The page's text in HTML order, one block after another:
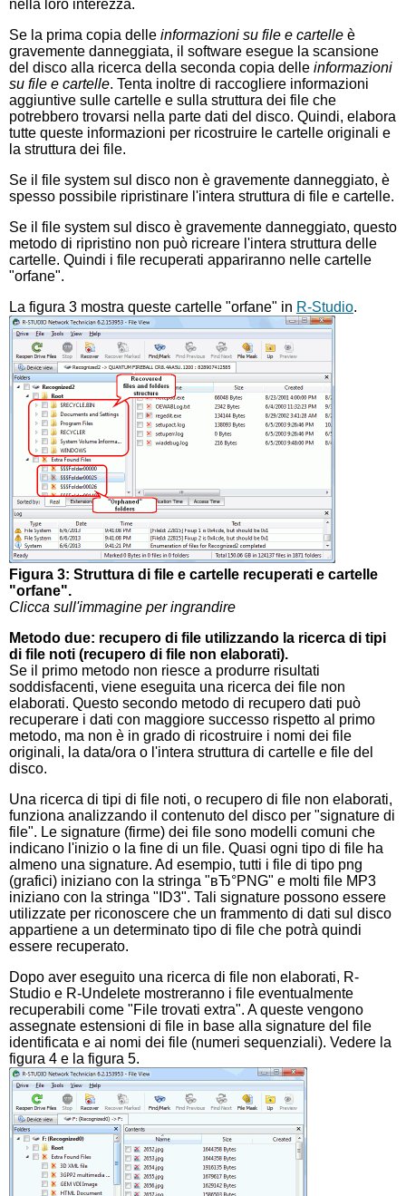
nella loro interezza.
Se la prima copia delle informazioni su file e cartelle è
gravemente danneggiata, il software esegue la scansione
del disco alla ricerca della seconda copia delle informazioni
su file e cartelle. Tenta inoltre di raccogliere informazioni
aggiuntive sulle cartelle e sulla struttura dei file che
potrebbero trovarsi nella parte dati del disco. Quindi, elabora
tutte queste informazioni per ricostruire le cartelle originali e
la struttura dei file.
Se il file system sul disco non è gravemente danneggiato, è
spesso possibile ripristinare l'intera struttura di file e cartelle.
Se il file system sul disco è gravemente danneggiato, questo
metodo di ripristino non può ricreare l'intera struttura delle
cartelle. Quindi i file recuperati appariranno nelle cartelle
"orfane".
La figura 3 mostra queste cartelle "orfane" in R-Studio.
Figura 3: Struttura di file e cartelle recuperati e cartelle
"orfane".
Clicca sull'immagine per ingrandire
Metodo due: recupero di file utilizzando la ricerca di tipi
di file noti (recupero di file non elaborati).
Se il primo metodo non riesce a produrre risultati
soddisfacenti, viene eseguita una ricerca dei file non
elaborati. Questo secondo metodo di recupero dati può
recuperare i dati con maggiore successo rispetto al primo
metodo, ma non è in grado di ricostruire i nomi dei file
originali, la data/ora o l'intera struttura di cartelle e file del
disco.
Una ricerca di tipi di file noti, o recupero di file non elaborati,
funziona analizzando il contenuto del disco per "signature di
file". Le signature (firme) dei file sono modelli comuni che
indicano l'inizio o la fine di un file. Quasi ogni tipo di file ha
almeno una signature. Ad esempio, tutti i file di tipo png
(grafici) iniziano con la stringa "вЂ°PNG" e molti file MP3
iniziano con la stringa "ID3". Tali signature possono essere
utilizzate per riconoscere che un frammento di dati sul disco
appartiene a un determinato tipo di file che potrà quindi
essere recuperato.
Dopo aver eseguito una ricerca di file non elaborati, R-
Studio e R-Undelete mostreranno i file eventualmente
recuperabili come "File trovati extra". A queste vengono
assegnate estensioni di file in base alla signature del file
identificata e ai nomi dei file (numeri sequenziali). Vedere la
figura 4 e la figura 5.